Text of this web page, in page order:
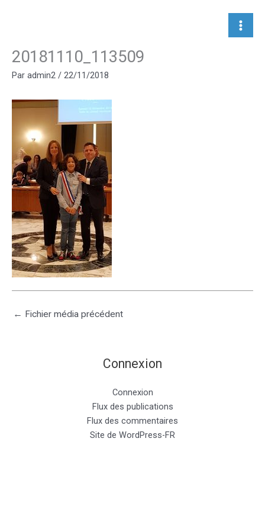
20181110_113509
Par admin2 / 22/11/2018
← Fichier média précédent
Connexion
Connexion
Flux des publications
Flux des commentaires
Site de WordPress-FR